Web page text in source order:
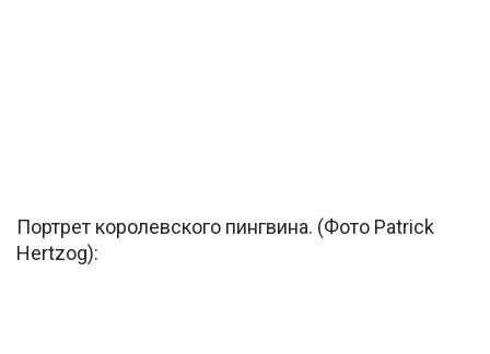
Портрет королевского пингвина. (Фото Patrick
Hertzog):